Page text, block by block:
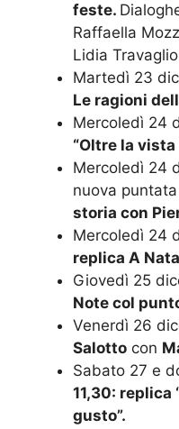
feste.
Raffaella
Lidia
Martedì 23
Le ragioni
Mercoledì 24
“Oltre la
Mercoledì 24
nuova
storia con
Mercoledì 24
replica A
Giovedì 25
Note col
Venerdì 26
Salotto con
Sabato 27 e
11,30: replica
gusto”.